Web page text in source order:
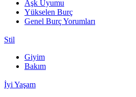
Aşk Uyumu
Yükselen Burç
Genel Burç Yorumları
Stil
Giyim
Bakım
İyi Yaşam